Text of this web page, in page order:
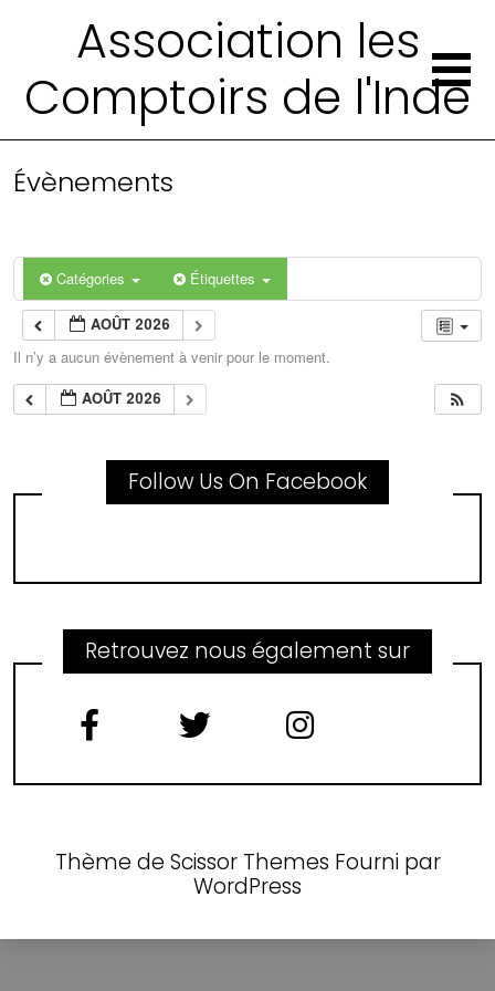
Association les
Comptoirs de l'Inde
Évènements
Catégories Étiquettes
AOÛT 2026
Il n’y a aucun évènement à venir pour le moment.
AOÛT 2026
Follow Us On Facebook
Retrouvez nous également sur
Thème de Scissor Themes Fourni par
WordPress